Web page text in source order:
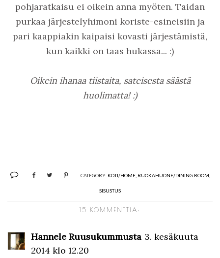
pohjaratkaisu ei oikein anna myöten. Taidan
purkaa järjestelyhimoni koriste-esineisiin ja
pari kaappiakin kaipaisi kovasti järjestämistä,
kun kaikki on taas hukassa... :)
Oikein ihanaa tiistaita, sateisesta säästä
huolimatta! :)
CATEGORY: KOTI/HOME, RUOKAHUONE/DINING ROOM
SISUSTUS
15 KOMMENTTIA:
Hannele Ruusukummusta 3. kesäkuuta
2014 klo 12.20